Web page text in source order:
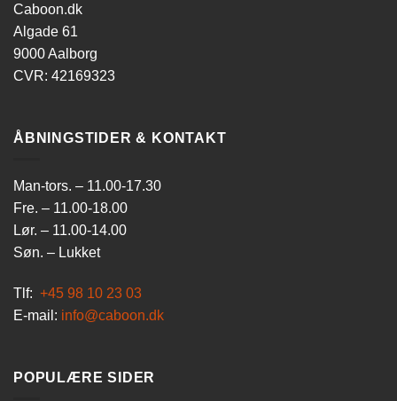
Caboon.dk
Algade 61
9000 Aalborg
CVR: 42169323
ÅBNINGSTIDER & KONTAKT
Man-tors. – 11.00-17.30
Fre. – 11.00-18.00
Lør. – 11.00-14.00
Søn. – Lukket
Tlf: +45 98 10 23 03
E-mail: info@caboon.dk
POPULÆRE SIDER